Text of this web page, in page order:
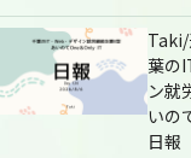
Taki/
葉の
ン就
いの
日報